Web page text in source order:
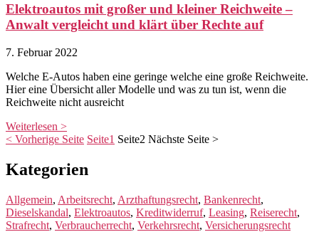
Elektroautos mit großer und kleiner Reichweite –
Anwalt vergleicht und klärt über Rechte auf
7. Februar 2022
Welche E-Autos haben eine geringe welche eine große Reichweite.
Hier eine Übersicht aller Modelle und was zu tun ist, wenn die
Reichweite nicht ausreicht
Weiterlesen >
< Vorherige Seite Seite1 Seite2 Nächste Seite >
Kategorien
Allgemein, Arbeitsrecht, Arzthaftungsrecht, Bankenrecht,
Dieselskandal, Elektroautos, Kreditwiderruf, Leasing, Reiserecht,
Strafrecht, Verbraucherrecht, Verkehrsrecht, Versicherungsrecht